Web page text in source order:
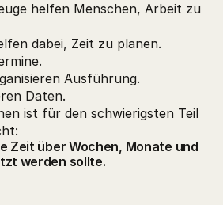
helfen Menschen, Arbeit zu
dabei, Zeit zu planen.
Ausführung.
Daten.
ist für den schwierigsten Teil
Zeit über Wochen, Monate und
werden sollte.